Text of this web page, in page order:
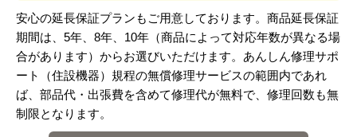
安心の延長保証プランもご用意しております。商品延長保証
期間は、5年、8年、10年（商品によって対応年数が異なる場
合があります）からお選びいただけます。あんしん修理サポ
ート（住設機器）規程の無償修理サービスの範囲内であれ
ば、部品代・出張費を含めて修理代が無料で、修理回数も無
制限となります。